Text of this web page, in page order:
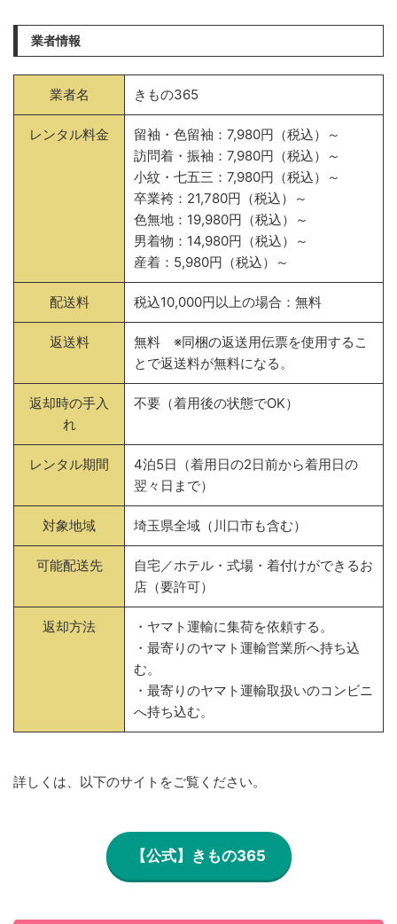
業者情報
業者名 きもの365
レンタル料金
留袖・色留袖：7,980円（税込）～
訪問着・振袖：7,980円（税込）～
小紋・七五三：7,980円（税込）～
卒業袴：21,780円（税込）～
色無地：19,980円（税込）～
男着物：14,980円（税込）～
産着：5,980円（税込）～
配送料 税込10,000円以上の場合：無料
返送料
無料 ※同梱の返送用伝票を使用するこ
とで返送料が無料になる。
返却時の手入
れ
不要（着用後の状態でOK）
レンタル期間
4泊5日（着用日の2日前から着用日の
翌々日まで）
対象地域 埼玉県全域（川口市も含む）
可能配送先
自宅／ホテル・式場・着付けができるお
店（要許可）
返却方法
・ヤマト運輸に集荷を依頼する。
・最寄りのヤマト運輸営業所へ持ち込
む。
・最寄りのヤマト運輸取扱いのコンビニ
へ持ち込む。
詳しくは、以下のサイトをご覧ください。
【公式】きもの365